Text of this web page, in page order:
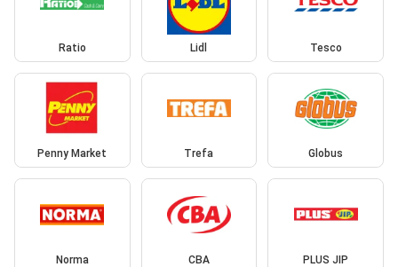
Ratio Lidl Tesco
Penny Market Trefa Globus
Norma CBA PLUS JIP